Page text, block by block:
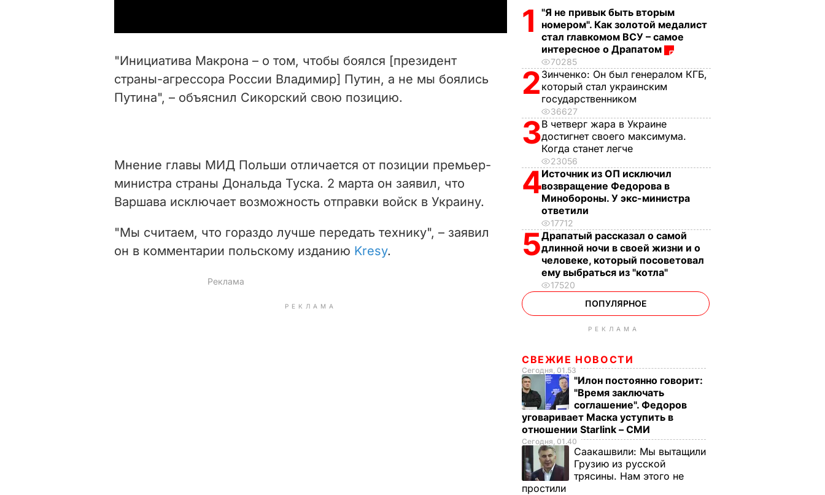
i
d
o
"Инициатива Макрона – о том, чтобы боялся [президент
страны-агрессора России Владимир] Путин, а не мы боялись
Путина", – объяснил Сикорский свою позицию.
Мнение главы МИД Польши отличается от позиции премьер-
министра страны Дональда Туска. 2 марта он заявил, что
Варшава исключает возможность отправки войск в Украину.
"Мы считаем, что гораздо лучше передать технику", – заявил
он в комментарии польскому изданию Kresy.
РЕКЛАМА
1
"Я не привык быть вторым
номером". Как золотой медалист
стал главкомом ВСУ – самое
интересное о Драпатом
70285
2 Зинченко: Он был генералом КГБ,
который стал украинским
государственником
36627
3В четверг жара в Украине
достигнет своего максимума.
Когда станет легче
23056
4Источник из ОП исключил
возвращение Федорова в
Минобороны. У экс-министра
ответили
17712
5Драпатый рассказал о самой
длинной ночи в своей жизни и о
человеке, который посоветовал
ему выбраться из "котла"
17520
ПОПУЛЯРНОЕ
РЕКЛАМА
СВЕЖИЕ НОВОСТИ
Сегодня, 01.53
"Илон постоянно говорит:
"Время заключать
соглашение". Федоров
уговаривает Маска уступить в
отношении Starlink – СМИ
Сегодня, 01.40
Саакашвили: Мы вытащили
Грузию из русской
трясины. Нам этого не
простили